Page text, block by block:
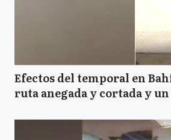
Efectos del temporal en
ruta anegada y cortada y